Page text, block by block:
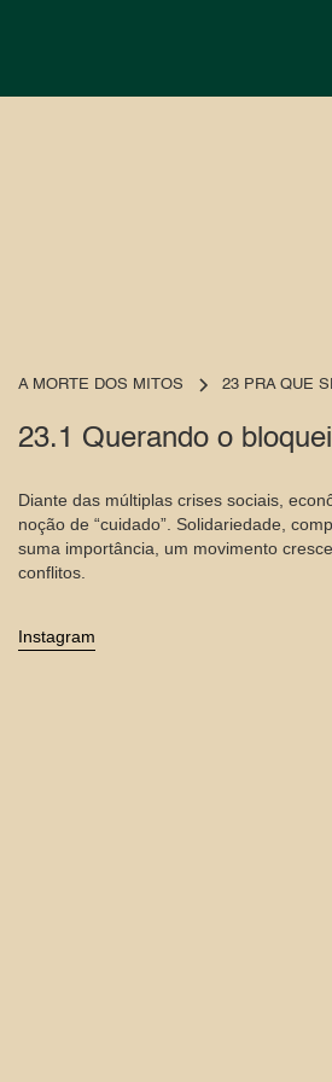
A MORTE DOS MITOS 23 PRA QUE
23.1 Querando o
Diante das múltiplas crises sociais,
noção de “cuidado”. Solidariedade,
suma importância, um movimento
conflitos.
Instagram